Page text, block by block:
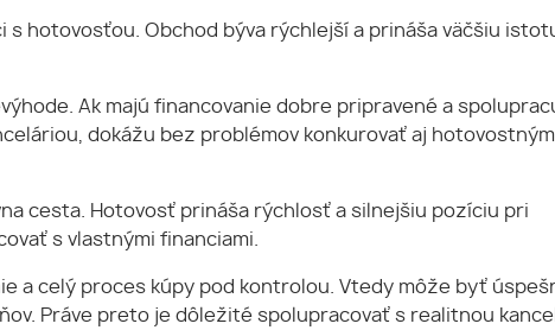
s hotovosťou. Obchod býva rýchlejší a prináša väčšiu
Ak majú financovanie dobre pripravené a
dokážu bez problémov konkurovať aj hotovostným
cesta. Hotovosť prináša rýchlosť a silnejšiu pozíciu pri
s vlastnými financiami.
a celý proces kúpy pod kontrolou. Vtedy môže byť
Práve preto je dôležité spolupracovať s realitnou